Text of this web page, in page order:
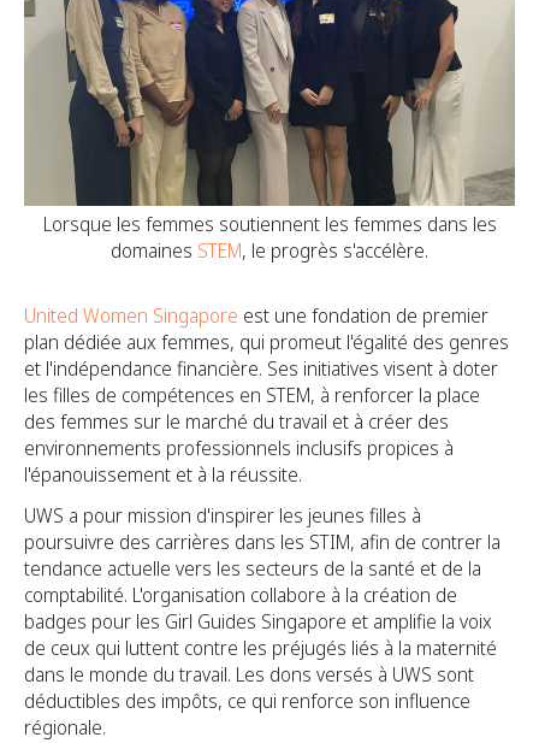
Lorsque les femmes soutiennent les femmes dans les
domaines STEM, le progrès s'accélère.
United Women Singapore est une fondation de premier
plan dédiée aux femmes, qui promeut l'égalité des genres
et l'indépendance financière. Ses initiatives visent à doter
les filles de compétences en STEM, à renforcer la place
des femmes sur le marché du travail et à créer des
environnements professionnels inclusifs propices à
l'épanouissement et à la réussite.
UWS a pour mission d'inspirer les jeunes filles à
poursuivre des carrières dans les STIM, afin de contrer la
tendance actuelle vers les secteurs de la santé et de la
comptabilité. L'organisation collabore à la création de
badges pour les Girl Guides Singapore et amplifie la voix
de ceux qui luttent contre les préjugés liés à la maternité
dans le monde du travail. Les dons versés à UWS sont
déductibles des impôts, ce qui renforce son influence
régionale.